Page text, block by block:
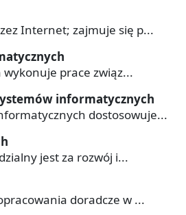
Internet; zajmuje się p...
prace związ...
informatycznych
dostosowuje...
jest za rozwój i...
doradcze w ...